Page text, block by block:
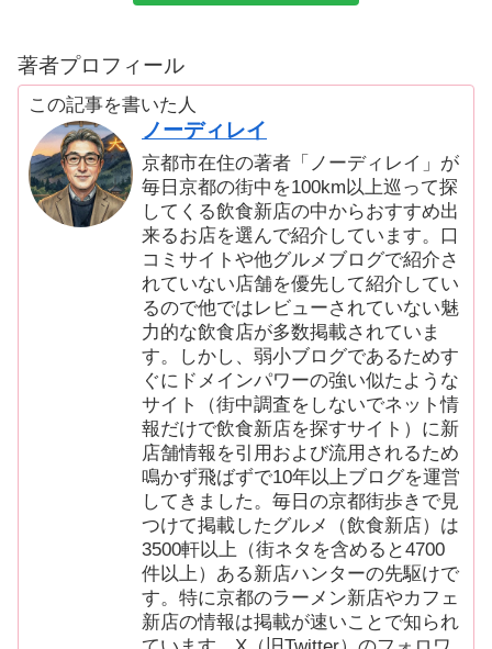
著者プロフィール
この記事を書いた人
ノーディレイ
京都市在住の著者「ノーディレイ」が
毎日京都の街中を100km以上巡って探
してくる飲食新店の中からおすすめ出
来るお店を選んで紹介しています。口
コミサイトや他グルメブログで紹介さ
れていない店舗を優先して紹介してい
るので他ではレビューされていない魅
力的な飲食店が多数掲載されていま
す。しかし、弱小ブログであるためす
ぐにドメインパワーの強い似たような
サイト（街中調査をしないでネット情
報だけで飲食新店を探すサイト）に新
店舗情報を引用および流用されるため
鳴かず飛ばずで10年以上ブログを運営
してきました。毎日の京都街歩きで見
つけて掲載したグルメ（飲食新店）は
3500軒以上（街ネタを含めると4700
件以上）ある新店ハンターの先駆けで
す。特に京都のラーメン新店やカフェ
新店の情報は掲載が速いことで知られ